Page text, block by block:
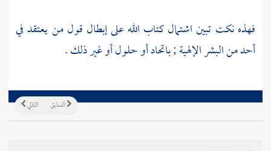
فهذه نكت تبين اشتمال كتاب الله على إبطال قول من يعتقد في
أحد من البشر الإلهية ; باتحاد أو حلول أو غير ذلك .
التالي السابق